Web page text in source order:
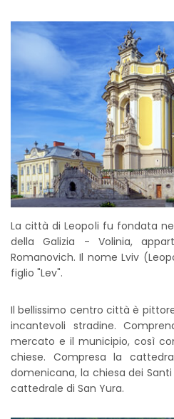
La città di Leopoli fu fondata
della Galizia - Volinia,
Romanovich. Il nome Lviv
figlio "Lev".
Il bellissimo centro città è
incantevoli stradine.
mercato e il municipio, così
chiese. Compresa la
domenicana, la chiesa dei
cattedrale di San Yura.